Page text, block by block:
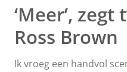
‘Meer’,
Ross Brown
Ik vroeg een handvol